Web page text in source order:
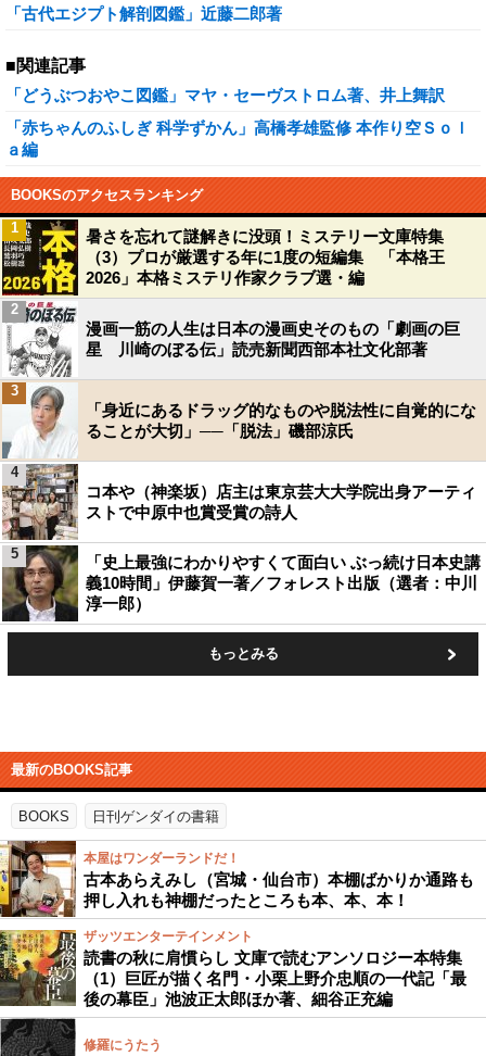
「古代エジプト解剖図鑑」近藤二郎著
■関連記事
「どうぶつおやこ図鑑」マヤ・セーヴストロム著、井上舞訳
「赤ちゃんのふしぎ 科学ずかん」高橋孝雄監修 本作り空Ｓｏｌ
ａ編
BOOKSのアクセスランキング
暑さを忘れて謎解きに没頭！ミステリー文庫特集
（3）プロが厳選する年に1度の短編集 「本格王
2026」本格ミステリ作家クラブ選・編
1
漫画一筋の人生は日本の漫画史そのもの「劇画の巨
星 川崎のぼる伝」読売新聞西部本社文化部著
2
「身近にあるドラッグ的なものや脱法性に自覚的にな
ることが大切」──「脱法」磯部涼氏
3
コ本や（神楽坂）店主は東京芸大大学院出身アーティ
ストで中原中也賞受賞の詩人
4
「史上最強にわかりやすくて面白い ぶっ続け日本史講
義10時間」伊藤賀一著／フォレスト出版（選者：中川
淳一郎）
5
もっとみる
最新のBOOKS記事
BOOKS 日刊ゲンダイの書籍
本屋はワンダーランドだ！
古本あらえみし（宮城・仙台市）本棚ばかりか通路も
押し入れも神棚だったところも本、本、本！
ザッツエンターテインメント
読書の秋に肩慣らし 文庫で読むアンソロジー本特集
（1）巨匠が描く名門・小栗上野介忠順の一代記「最
後の幕臣」池波正太郎ほか著、細谷正充編
修羅にうたう